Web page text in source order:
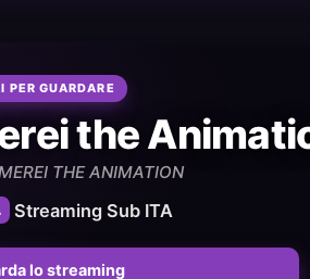
PER GUARDARE
the
THE ANIMATION
Streaming Sub ITA
lo streaming